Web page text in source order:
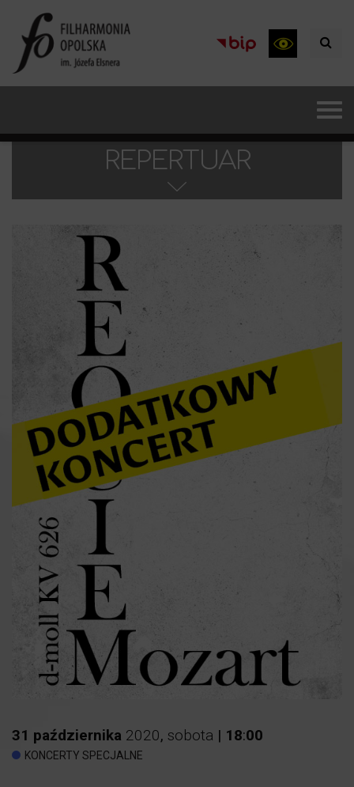
REPERTUAR
31 października 2020, sobota | 18:00
KONCERTY SPECJALNE